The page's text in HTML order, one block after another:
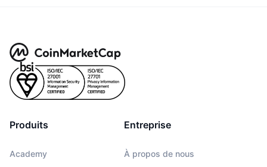
Produits
Academy
Entreprise
À propos de nous